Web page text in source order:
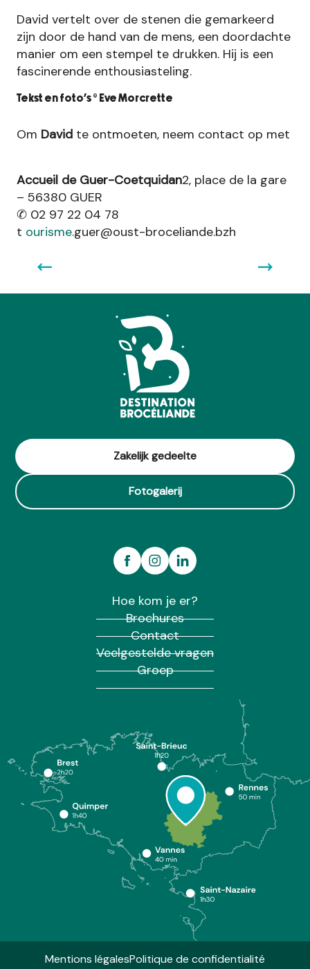
David vertelt over de stenen die gemarkeerd
zijn door de hand van de mens, een doordachte
manier om een stempel te drukken. Hij is een
fascinerende enthousiasteling.
Tekst en foto’s © Eve Morcrette
Om David te ontmoeten, neem contact op met
Accueil de Guer-Coetquidan2, place de la gare
– 56380 GUER
✆ 02 97 22 04 78
t ourisme.guer@oust-broceliande.bzh
archeologie en de sfeer van dit karaktervolle
stadje en deelt graag de geheimen van Malestroit
met bezoekers.
Zakelijk gedeelte
Fotogalerij
Hoe kom je er?
Brochures
Contact
Veelgestelde vragen
Groep
Mentions légalesPolitique de confidentialité